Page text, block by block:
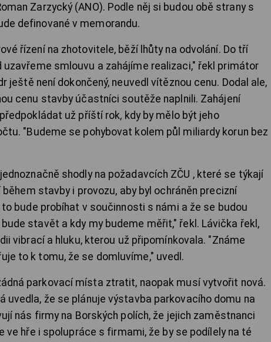
Zarzycký (ANO). Podle něj si budou obě strany s
definované v memorandu.
řízení na zhotovitele, běží lhůty na odvolání. Do tří
uzavřeme smlouvu a zahájíme realizaci," řekl primátor
ještě není dokončený, neuvedl vítěznou cenu. Dodal ale,
cenu stavby účastníci soutěže naplnili. Zahájení
už příští rok, kdy by mělo být jeho
"Budeme se pohybovat kolem půl miliardy korun bez
shodly na požadavcích ZČU , které se týkají
stavby i provozu, aby byl ochráněn precizní
bude probíhat v součinnosti s námi a že se budou
stavět a kdy my budeme měřit," řekl. Lávička řekl,
vibrací a hluku, kterou už připomínkovala. "Známe
to k tomu, že se domluvíme," uvedl.
parkovací místa ztratit, naopak musí vytvořit nová.
uvedla, že se plánuje výstavba parkovacího domu na
nás firmy na Borských polích, že jejich zaměstnanci
ve hře i spolupráce s firmami, že by se podílely na té